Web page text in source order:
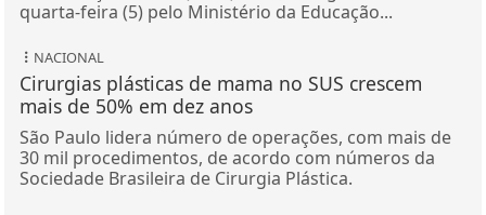
quarta-feira (5) pelo Ministério da Educação...
NACIONAL
Cirurgias plásticas de mama no SUS crescem
mais de 50% em dez anos
São Paulo lidera número de operações, com mais de
30 mil procedimentos, de acordo com números da
Sociedade Brasileira de Cirurgia Plástica.